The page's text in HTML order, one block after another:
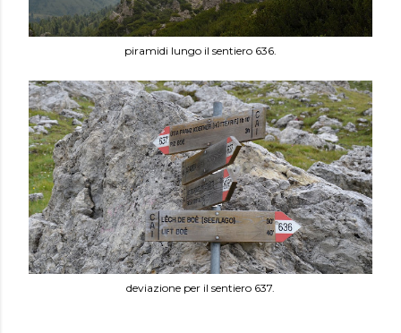
piramidi lungo il sentiero 636.
deviazione per il sentiero 637.